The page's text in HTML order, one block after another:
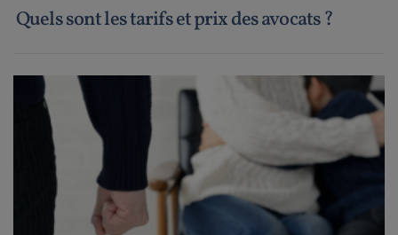
Quels sont les tarifs et prix des avocats ?